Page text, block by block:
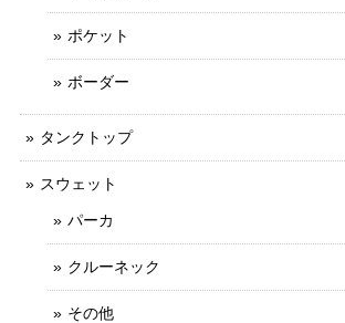
ポケット
ボーダー
タンクトップ
スウェット
パーカ
クルーネック
その他